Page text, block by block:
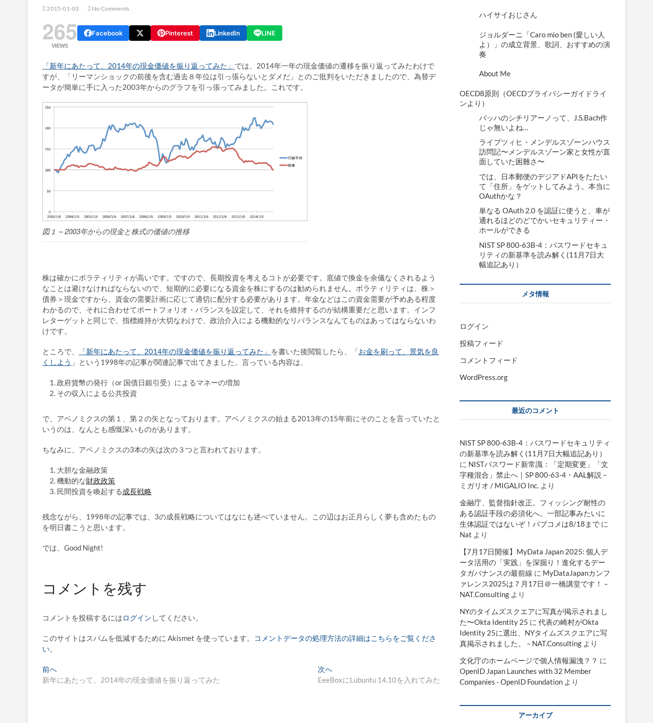
2015-01-03 No Comments
265
VIEWS
Facebook Pinterest LinkedIn LINE
「新年にあたって、2014年の現金価値を振り返ってみた」 では、2014年一年の現金価値の遷移を振り返ってみたわけで
すが、「リーマンショックの前後を含む過去８年位は引っ張らないとダメだ」とのご批判をいただきましたので、為替デ
ータが簡単に手に入った2003年からのグラフを引っ張ってみました。これです。
図１ – 2003年からの現金と株式の価値の推移
株は確かにボラティリティが高いです。ですので、長期投資を考えるコトが必要です。底値で換金を余儀なくされるよう
なことは避けなければならないので、短期的に必要になる資金を株にするのは勧められません。ボラティリティは、株＞
債券＞現金ですから、資金の需要計画に応じて適切に配分する必要があります。年金などはこの資金需要が予めある程度
わかるので、それに合わせてポートフォリオ・バランスを設定して、それを維持するのが結構重要だと思います。インフ
レターゲットと同じで、指標維持が大切なわけで、政治介入による機動的なリバランスなんてものはあってはならないわ
けです。
ところで、 「新年にあたって、2014年の現金価値を振り返ってみた」 を書いた後閲覧したら、「お金を刷って、景気を良
くしよう 」という1998年の記事が関連記事で出てきました。言っている内容は、
政府貨幣の発行（or 国債日銀引受）によるマネーの増加
その収入による公共投資
で、アベノミクスの第１、第２の矢となっております。アベノミクスの始まる2013年の15年前にそのことを言っていたと
いうのは、なんとも感慨深いものがあります。
ちなみに、アベノミクスの3本の矢は次の３つと言われております。
大胆な金融政策
機動的な財政政策
民間投資を喚起する 成長戦略
残念ながら、1998年の記事では、3の成長戦略についてはなにも述べていません。この辺はお正月らしく夢も含めたもの
を明日書こうと思います。
では、Good Night!
コメントを残す
コメントを投稿するにはログイン してください。
このサイトはスパムを低減するために Akismet を使っています。
コメントデータの処理方法の詳細はこちらをご覧くださ
い。
投
稿
前へ
去
新年にあたって、2014年の現金価値を振り返ってみた
次へ
の
EeeBoxにLubuntu 14.10を入れてみた
ハイサイおじさん
ジョルダーニ「Caro mio ben (愛しい人
よ）」の成立背景、歌詞、おすすめの演
奏
About Me
OECD8原則（OECDプライバシーガイドライ
ンより）
バッハのシチリアーノって、J.S.Bach作
じゃ無いよね…
ライプツィヒ・メンデルスゾーンハウス
訪問記〜メンデルスゾーン家と女性が直
面していた困難さ〜
では、日本郵便のデジアドAPIをたたい
て「住所」をゲットしてみよう。本当に
OAuthかな？
単なる OAuth 2.0 を認証に使うと、車が
通れるほどのどでかいセキュリティー・
ホールができる
NIST SP 800-63B-4：パスワードセキュ
リティの新基準を読み解く(11月7日大
幅追記あり）
メタ情報
ログイン
投稿フィード
コメントフィード
WordPress.org
最近のコメント
NIST SP 800-63B-4：パスワードセキュリティ
の新基準を読み解く(11月7日大幅追記あり）
に NISTパスワード新常識：「定期変更」「文
字種混合」禁止へ｜SP 800-63-4・AAL解説 –
ミガリオ / MIGALIO Inc.
より
金融庁、監督指針改正。フィッシング耐性の
ある認証手段の必須化へ。一部記事みたいに
生体認証ではないぞ！パブコメは8/18まで に
Nat より
【7月17日開催】MyData Japan 2025: 個人デ
ータ活用の「実践」を深掘り！進化するデー
タガバナンスの最前線 に MyDataJapanカンフ
ァレンス2025は７月17日＠一橋講堂です！ –
NAT.Consulting より
NYのタイムズスクエアに写真が掲示されまし
た〜Okta Identity 25 に 代表の崎村がOkta
Identity 25に選出、NYタイムズスクエアに写
真掲示されました。 – NAT.Consulting より
文化庁のホームページで個人情報漏洩？？ に
OpenID Japan Launches with 32 Member
Companies - OpenID Foundation より
アーカイブ